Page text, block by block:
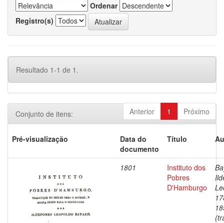
Ordenar
Registro(s)
Resultado 1-1 de 1.
Anterior 1 Próximo
Conjunto de itens:
Pré-visualização
Data do
documento
Título
1801
Instituto dos
Pobres
D'Hamburgo